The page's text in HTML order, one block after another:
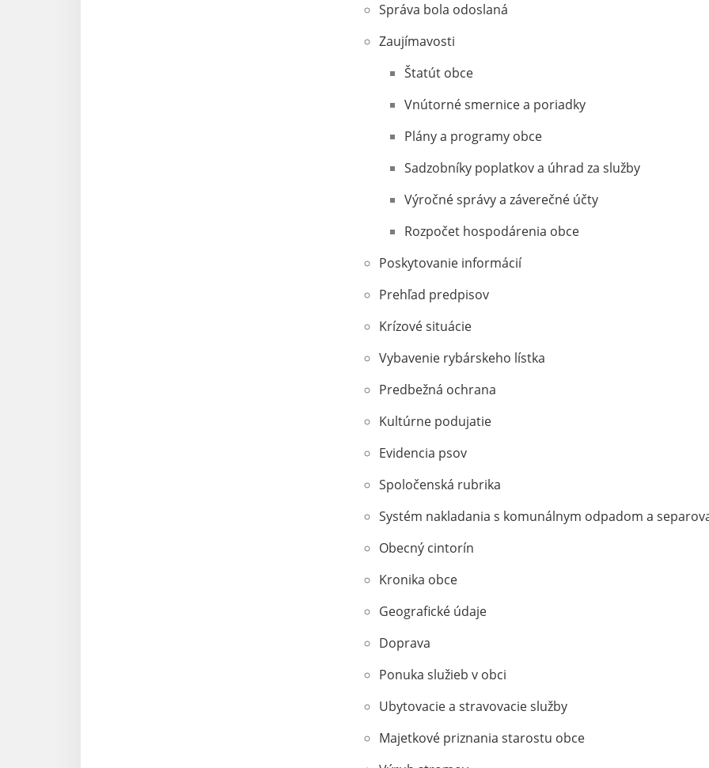
Správa bola odoslaná
Zaujímavosti
Štatút obce
Vnútorné smernice a poriadky
Plány a programy obce
Sadzobníky poplatkov a úhrad za služby
Výročné správy a záverečné účty
Rozpočet hospodárenia obce
Poskytovanie informácií
Prehľad predpisov
Krízové situácie
Vybavenie rybárskeho lístka
Predbežná ochrana
Kultúrne podujatie
Evidencia psov
Spoločenská rubrika
Systém nakladania s komunálnym odpadom a
Obecný cintorín
Kronika obce
Geografické údaje
Doprava
Ponuka služieb v obci
Ubytovacie a stravovacie služby
Majetkové priznania starostu obce